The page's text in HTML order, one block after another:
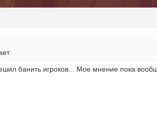
банить игроков... Мое мнение пока